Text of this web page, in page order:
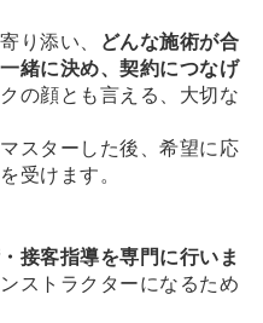
り添い、
どんな施術が合
緒に決め、契約につなげ
の顔とも言える、大切な
スターした後、希望に応
受けます。
接客指導を専門に行いま
ストラクターになるため